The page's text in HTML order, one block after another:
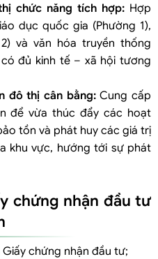
chức năng tích hợp: Hợp
dục quốc gia (Phường 1),
và văn hóa truyền thống
đủ kinh tế – xã hội tương
đô thị cân bằng:Cung cấp
để vừa thúc đẩy các hoạt
tồn và phát huy các giá trị
khu vực, hướng tới sự phát
chứng nhận đầu tư
chứng nhận đầu tư;